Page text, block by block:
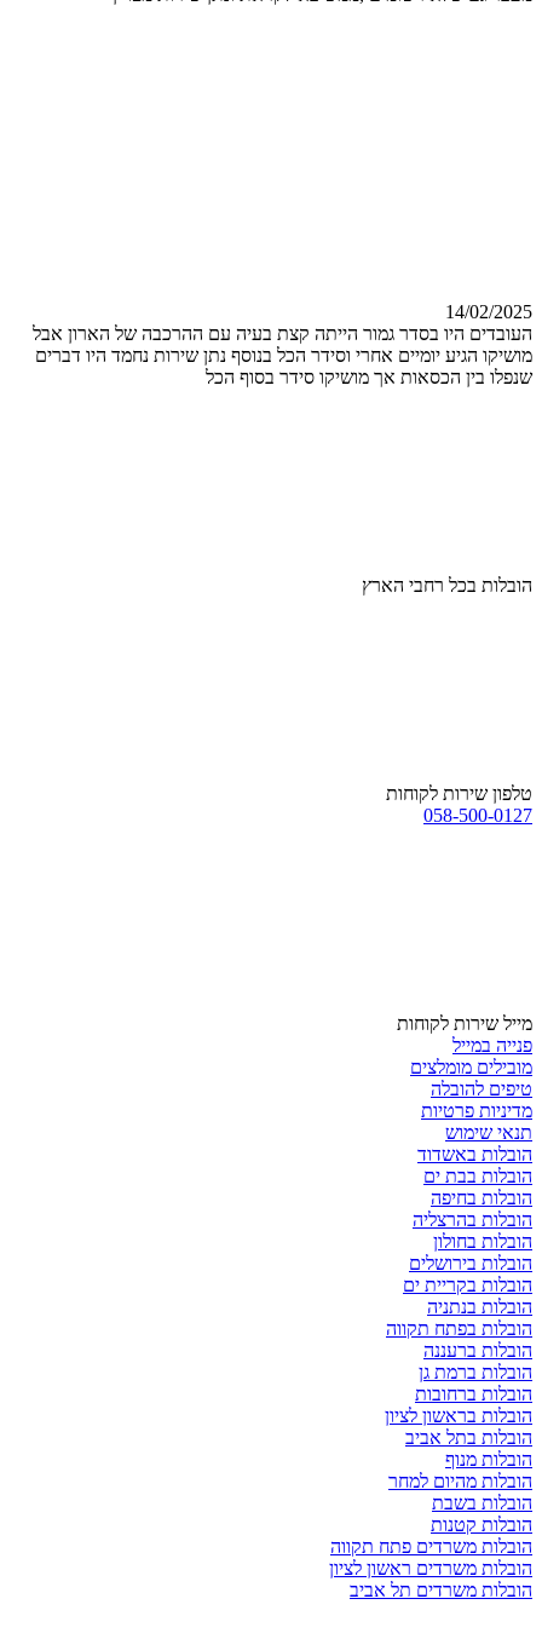
14/02/2025
העובדים היו בסדר גמור הייתה קצת בעיה עם ההרכבה של הארון אבל
מושיקו הגיע יומיים אחרי וסידר הכל בנוסף נתן שירות נחמד היו דברים
שנפלו בין הכסאות אך מושיקו סידר בסוף הכל
הובלות בכל רחבי הארץ
טלפון שירות לקוחות
058-500-0127
מייל שירות לקוחות
פנייה במייל
מובילים מומלצים
טיפים להובלה
מדיניות פרטיות
תנאי שימוש
הובלות באשדוד
הובלות בבת ים
הובלות בחיפה
הובלות בהרצליה
הובלות בחולון
הובלות בירושלים
הובלות בקריית ים
הובלות בנתניה
הובלות בפתח תקווה
הובלות ברעננה
הובלות ברמת גן
הובלות ברחובות
הובלות בראשון לציון
הובלות בתל אביב
הובלות מנוף
הובלות מהיום למחר
הובלות בשבת
הובלות קטנות
הובלות משרדים פתח תקווה
הובלות משרדים ראשון לציון
הובלות משרדים תל אביב